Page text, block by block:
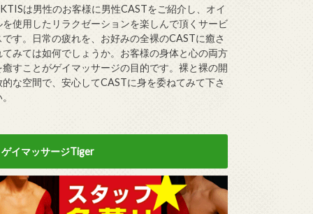
は男性のお客様に男性CASTをご紹介し、オイ
を使用したリラクゼーションを楽しんで頂くサービ
です。日常の疲れを、お好みの全裸のCASTに癒さ
てみては如何でしょうか。お客様の身体と心の両方
癒すことがゲイマッサージの目的です。裸と裸の開
的な空間で、安心してCASTに身を委ねてみて下さ
ゲイマッサージTiger